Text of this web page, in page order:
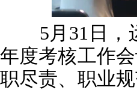
5月31日，运
年度考核工作
职尽责、职业